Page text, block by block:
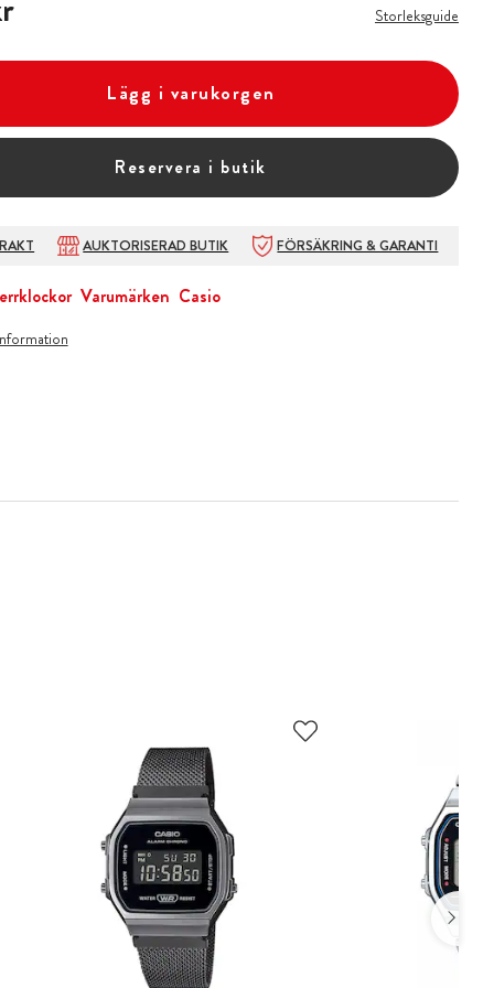
Storleksguide
Lägg i varukorgen
Reservera i butik
AUKTORISERAD BUTIK FÖRSÄKRING & GARANTI
Varumärken Casio